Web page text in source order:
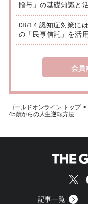
贈与」の基礎知識と
08/14 認知症対策に
の「民事信託」を活
会員
ゴールドオンライン トップ >
45歳からの人生逆転方法
記事一覧